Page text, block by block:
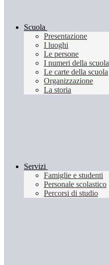
Scuola
Presentazione
I luoghi
Le persone
I numeri della scuola
Le carte della scuola
Organizzazione
La storia
Servizi
Famiglie e studenti
Personale scolastico
Percorsi di studio